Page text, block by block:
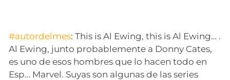
#autordelmes: This is Al Ewing, this is Al Ewing… .
Al Ewing, junto probablemente a Donny Cates,
es uno de esos hombres que lo hacen todo en
Esp… Marvel. Suyas son algunas de las series